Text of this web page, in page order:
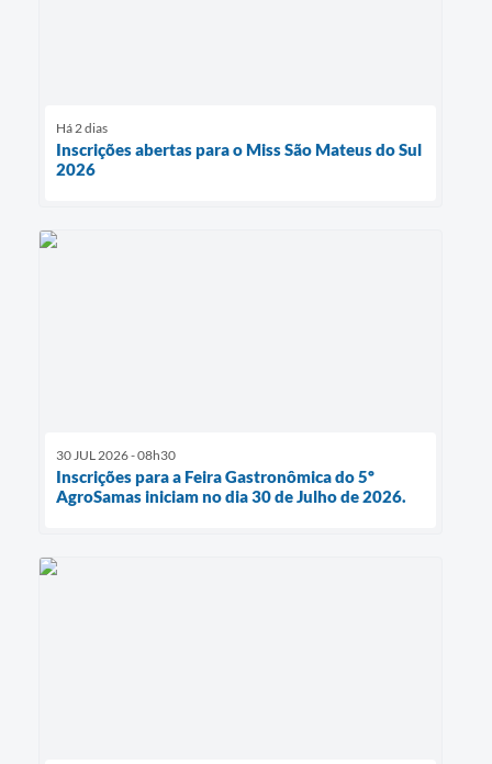
Há 2 dias
Inscrições abertas para o Miss São Mateus do Sul
2026
30 JUL 2026 - 08h30
Inscrições para a Feira Gastronômica do 5º
AgroSamas iniciam no dia 30 de Julho de 2026.